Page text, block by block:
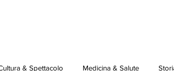
& Spettacolo Medicina & Salute